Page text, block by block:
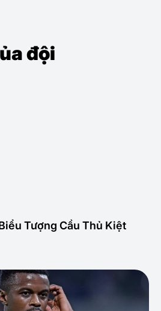
đội
Tượng Cầu Thủ Kiệt